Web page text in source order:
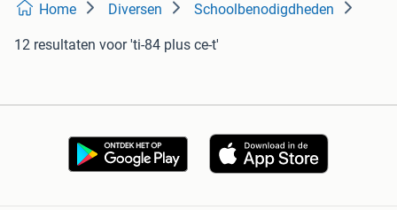
Home Diversen Schoolbenodigdheden
12 resultaten voor 'ti-84 plus ce-t'